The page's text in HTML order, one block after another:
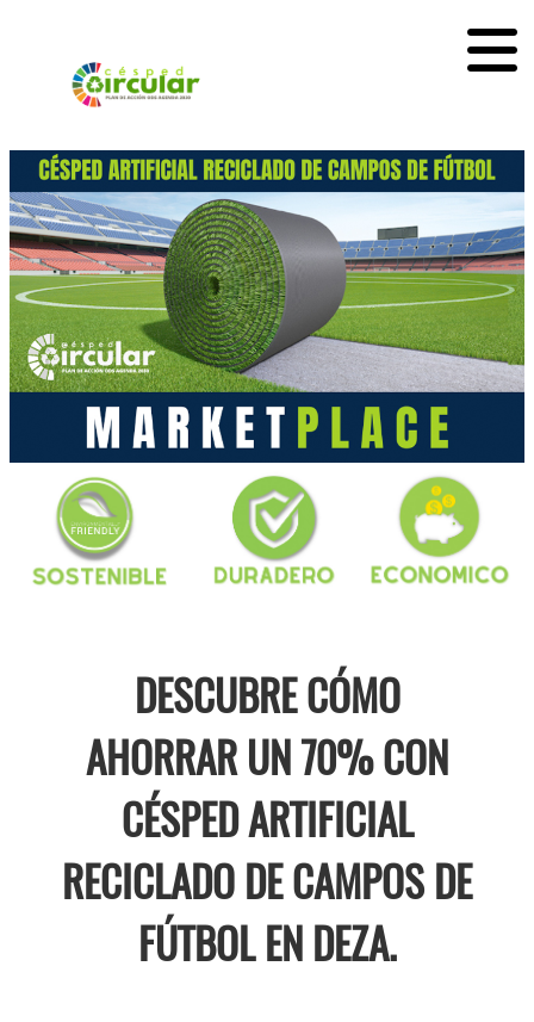
DESCUBRE CÓMO
AHORRAR UN 70% CON
CÉSPED ARTIFICIAL
RECICLADO DE CAMPOS DE
FÚTBOL EN DEZA.